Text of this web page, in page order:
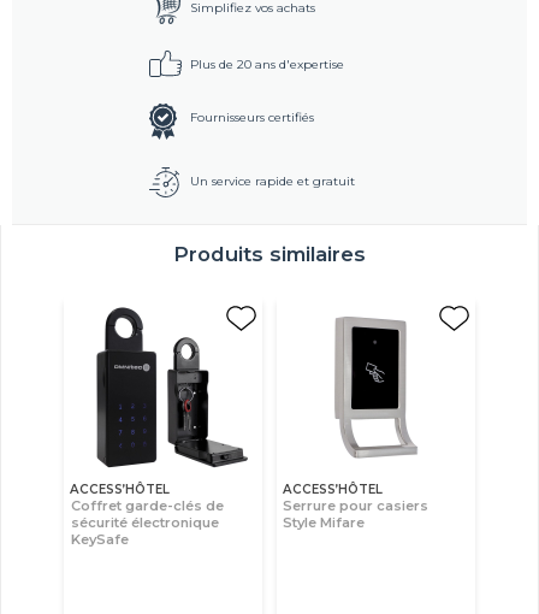
Simplifiez vos achats
Plus de 20 ans d'expertise
Fournisseurs certifiés
Un service rapide et gratuit
Produits similaires
ACCESS’HÔTEL
Coffret garde-clés de
sécurité électronique
KeySafe
ACCESS’HÔTEL
Serrure pour casiers
Style Mifare